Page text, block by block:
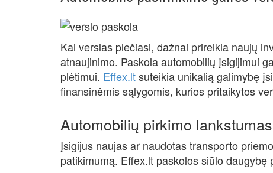
Kai verslas plečiasi, dažnai prireikia naujų
atnaujinimo. Paskola automobilių įsigijimui
plėtimui. Effex.ltsuteikia unikalią galimybę
finansinėmis sąlygomis, kurios pritaikytos
Automobilių pirkimo lankstumas
Įsigijus naujas ar naudotas transporto
patikimumą. Effex.lt paskolos siūlo daugybę